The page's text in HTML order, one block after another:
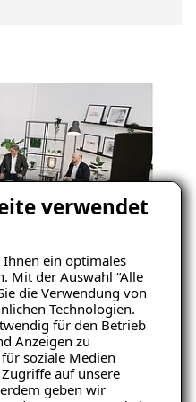
verwendet
ein optimales
Mit der Auswahl “Alle
die Verwendung von
Technologien.
für den Betrieb
Anzeigen zu
soziale Medien
auf unsere
geben wir
ist die online live